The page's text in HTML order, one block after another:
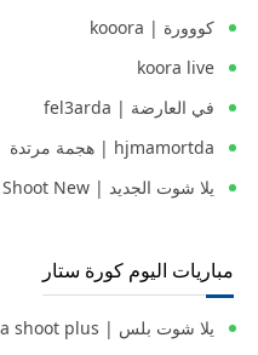
كووورة | kooora
koora live
في العارضة | fel3arda
hjmamortda | هجمة مرتدة
يلا شوت الجديد | Yalla Shoot New
مباريات اليوم كورة ستار
يلا شوت بلس | yalla shoot plus